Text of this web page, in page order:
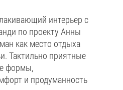
интерьер с
по проекту Анны
как место отдыха
Тактильно приятные
формы,
и продуманность